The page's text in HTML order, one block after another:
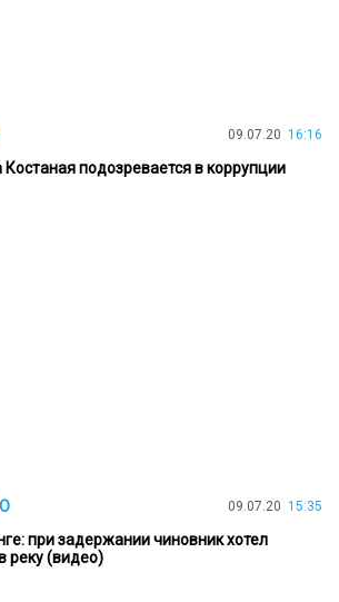
09.07.20 16:16
подозревается в коррупции
09.07.20 15:35
при задержании чиновник хотел
реку (видео)